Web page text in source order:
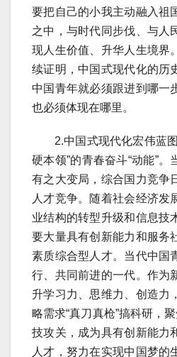
要把自己的小我主动融入祖
之中，与时代同步伐、与人
现人生价值、升华人生境界
续证明，中国式现代化的历
中国青年就必须跟进到哪一
也必须体现在哪里。
2.中国式现代化宏伟蓝
硬本领”的青春奋斗“动能”
有之大变局，综合国力竞争
人才竞争。随着社会经济发
业结构的转型升级和信息技
要大量具有创新能力和服务
素质综合型人才。当代中国
行、共同前进的一代。作为
升学习力、思维力、创造力
略需求“真刀真枪”搞科研，
技攻关，成为具有创新能力
人才，努力在实现中国梦的